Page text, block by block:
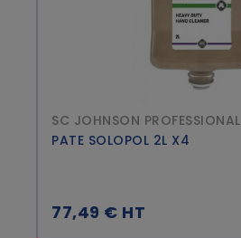
SC JOHNSON PROFESSIONAL
PATE SOLOPOL 2L X4
77,49 € HT